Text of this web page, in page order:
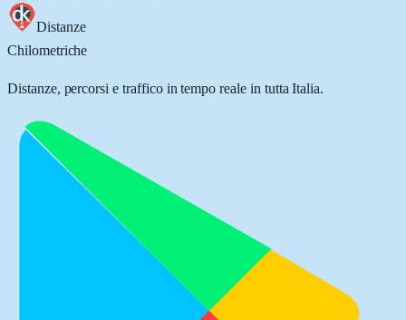
Distanze
Chilometriche
Distanze, percorsi e traffico in tempo reale in tutta Italia.